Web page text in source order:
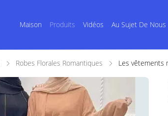
Maison Produits Vidéos Au Sujet De Nous
Robes Florales Romantiques Les vêtements